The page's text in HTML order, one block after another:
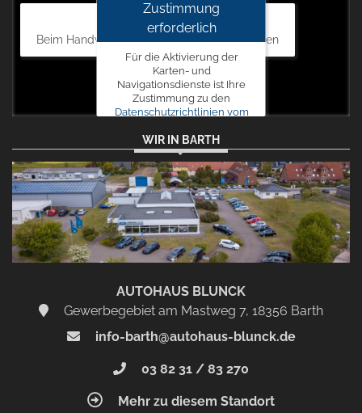
Autohaus Blunck
Beim Handweiser 19, 18311 Ribnitz-Damgarten
Zustimmung
erforderlich
Für die Aktivierung der
Karten- und
Navigationsdienste ist Ihre
Zustimmung zu den
Datenschutzrichtlinien vom
erforderlich.
Zustimmen
und
aktivieren
WIR IN BARTH
AUTOHAUS BLUNCK
Gewerbegebiet am Mastweg 7, 18356 Barth
info-barth@autohaus-blunck.de
03 82 31 / 83 270
Mehr zu diesem Standort